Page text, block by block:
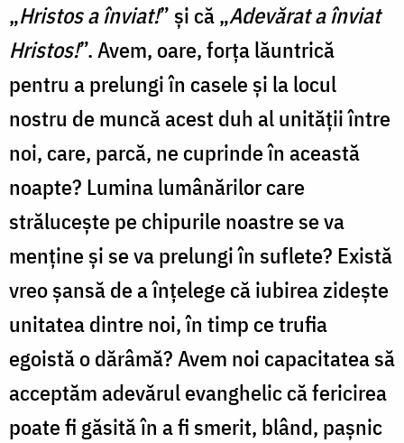
„Hristos a înviat!” şi că „Adevărat a înviat
Hristos!”. Avem, oare, forţa lăuntrică
pentru a prelungi în casele şi la locul
nostru de muncă acest duh al unităţii între
noi, care, parcă, ne cuprinde în această
noapte? Lumina lumânărilor care
străluceşte pe chipurile noastre se va
menţine şi se va prelungi în suflete? Există
vreo şansă de a înţelege că iubirea zideşte
unitatea dintre noi, în timp ce trufia
egoistă o dărâmă? Avem noi capacitatea să
acceptăm adevărul evanghelic că fericirea
poate fi găsită în a fi smerit, blând, paşnic